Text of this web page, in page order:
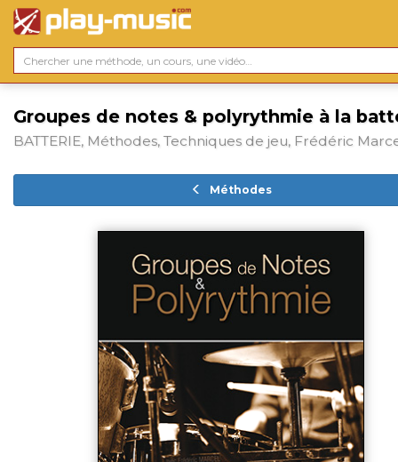
Groupes de notes & polyrythmie à la
BATTERIE, Méthodes, Techniques de jeu, Frédéric
Méthodes